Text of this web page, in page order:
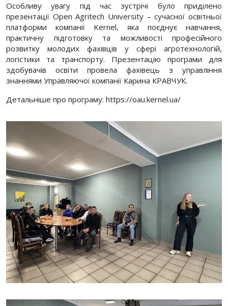
Особливу увагу під час зустрічі було приділено
презентації Open Agritech University – сучасної освітньої
платформи компанії Kernel, яка поєднує навчання,
практичну підготовку та можливості професійного
розвитку молодих фахівців у сфері агротехнологій,
логістики та транспорту. Презентацію програми для
здобувачів освіти провела фахівець з управління
знаннями Управляючої компанії Карина КРАВЧУК.
Детальніше про програму: https://oau.kernel.ua/